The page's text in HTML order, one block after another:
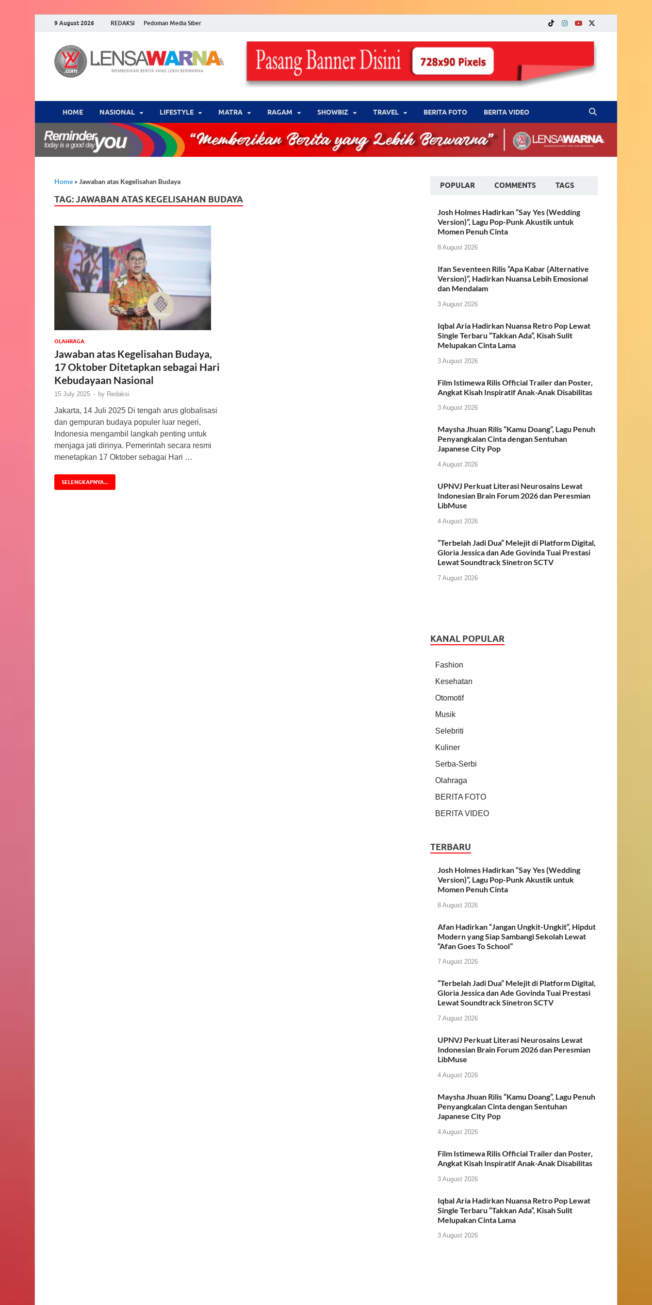
9 August 2026 REDAKSI Pedoman Media Siber
LENSA WARNA .com
Memberikan Berita yang Lebih Berwarna
HOME NASIONAL ‎LIFESTYLE MATRA ‎RAGAM ‎SHOWBIZ ‎TRAVEL BERITA FOTO BERITA VIDEO
Home » Jawaban atas Kegelisahan Budaya
TAG:JAWABAN ATAS KEGELISAHAN BUDAYA
OLAHRAGA
Jawaban atas Kegelisahan Budaya,
17 Oktober Ditetapkan sebagai Hari
Kebudayaan Nasional
15 July 2025 - by Redaksi
Jakarta, 14 Juli 2025 Di tengah arus globalisasi
dan gempuran budaya populer luar negeri,
Indonesia mengambil langkah penting untuk
menjaga jati dirinya. Pemerintah secara resmi
menetapkan 17 Oktober sebagai Hari …
SELENGKAPNYA...
POPULAR COMMENTS TAGS
Josh Holmes Hadirkan “Say Yes (Wedding
Version)”, Lagu Pop-Punk Akustik untuk
Momen Penuh Cinta
8 August 2026
Ifan Seventeen Rilis “Apa Kabar (Alternative
Version)”, Hadirkan Nuansa Lebih Emosional
dan Mendalam
3 August 2026
Iqbal Aria Hadirkan Nuansa Retro Pop Lewat
Single Terbaru “Takkan Ada”, Kisah Sulit
Melupakan Cinta Lama
3 August 2026
Film Istimewa Rilis Official Trailer dan Poster,
Angkat Kisah Inspiratif Anak-Anak Disabilitas
3 August 2026
Maysha Jhuan Rilis “Kamu Doang”, Lagu Penuh
Penyangkalan Cinta dengan Sentuhan
Japanese City Pop
4 August 2026
UPNVJ Perkuat Literasi Neurosains Lewat
Indonesian Brain Forum 2026 dan Peresmian
LibMuse
4 August 2026
“Terbelah Jadi Dua” Melejit di Platform Digital,
Gloria Jessica dan Ade Govinda Tuai Prestasi
Lewat Soundtrack Sinetron SCTV
7 August 2026
KANAL POPULAR
Fashion
Kesehatan
Otomotif
Musik
Selebriti
Kuliner
Serba-Serbi
Olahraga
BERITA FOTO
BERITA VIDEO
TERBARU
Josh Holmes Hadirkan “Say Yes (Wedding
Version)”, Lagu Pop-Punk Akustik untuk
Momen Penuh Cinta
8 August 2026
Afan Hadirkan “Jangan Ungkit-Ungkit”, Hipdut
Modern yang Siap Sambangi Sekolah Lewat
“Afan Goes To School”
7 August 2026
“Terbelah Jadi Dua” Melejit di Platform Digital,
Gloria Jessica dan Ade Govinda Tuai Prestasi
Lewat Soundtrack Sinetron SCTV
7 August 2026
UPNVJ Perkuat Literasi Neurosains Lewat
Indonesian Brain Forum 2026 dan Peresmian
LibMuse
4 August 2026
Maysha Jhuan Rilis “Kamu Doang”, Lagu Penuh
Penyangkalan Cinta dengan Sentuhan
Japanese City Pop
4 August 2026
Film Istimewa Rilis Official Trailer dan Poster,
Angkat Kisah Inspiratif Anak-Anak Disabilitas
3 August 2026
Iqbal Aria Hadirkan Nuansa Retro Pop Lewat
Single Terbaru “Takkan Ada”, Kisah Sulit
Melupakan Cinta Lama
3 August 2026